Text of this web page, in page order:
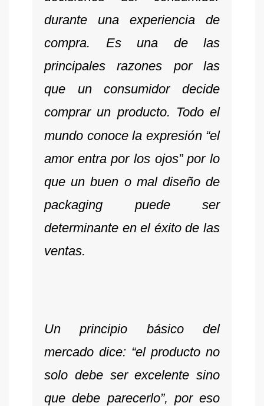
durante una experiencia de
compra. Es una de las
principales razones por las
que un consumidor decide
comprar un producto. Todo el
mundo conoce la expresión “el
amor entra por los ojos” por lo
que un buen o mal diseño de
packaging puede ser
determinante en el éxito de las
ventas.
Un principio básico del
mercado dice: “el producto no
solo debe ser excelente sino
que debe parecerlo”, por eso